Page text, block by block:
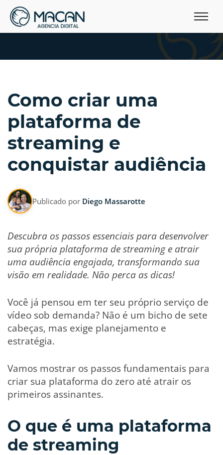
Como criar uma
plataforma de
streaming e
conquistar audiência
Publicado por Diego Massarotte
Descubra os passos essenciais para desenvolver
sua própria plataforma de streaming e atrair
uma audiência engajada, transformando sua
visão em realidade. Não perca as dicas!
Você já pensou em ter seu próprio serviço de
vídeo sob demanda? Não é um bicho de sete
cabeças, mas exige planejamento e
estratégia.
Vamos mostrar os passos fundamentais para
criar sua plataforma do zero até atrair os
primeiros assinantes.
O que é uma plataforma
de streaming